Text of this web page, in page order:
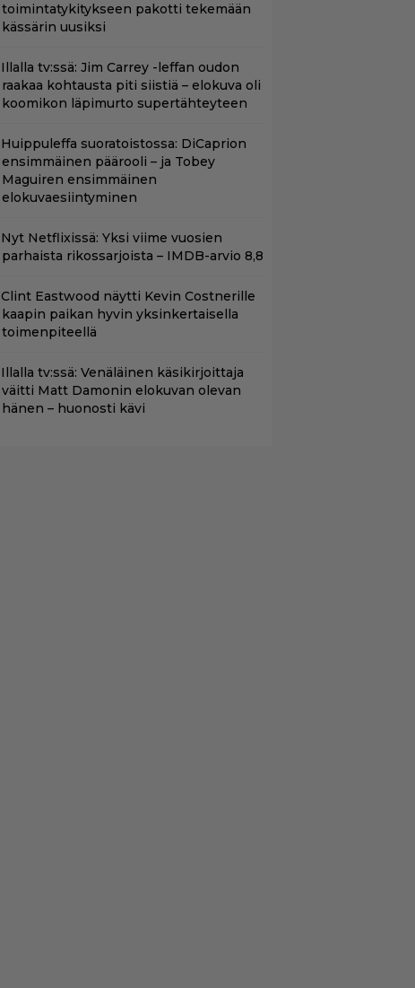
toimintatykitykseen pakotti tekemään
kässärin uusiksi
Illalla tv:ssä: Jim Carrey -leffan oudon
raakaa kohtausta piti siistiä – elokuva oli
koomikon läpimurto supertähteyteen
Huippuleffa suoratoistossa: DiCaprion
ensimmäinen päärooli – ja Tobey
Maguiren ensimmäinen
elokuvaesiintyminen
Nyt Netflixissä: Yksi viime vuosien
parhaista rikossarjoista – IMDB-arvio 8,8
Clint Eastwood näytti Kevin Costnerille
kaapin paikan hyvin yksinkertaisella
toimenpiteellä
Illalla tv:ssä: Venäläinen käsikirjoittaja
väitti Matt Damonin elokuvan olevan
hänen – huonosti kävi